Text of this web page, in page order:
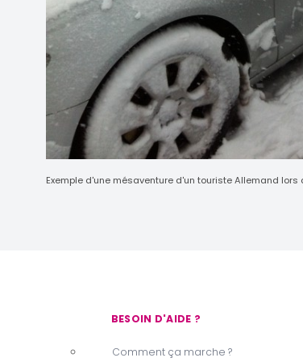
Exemple d'une mésaventure d'un touriste Allemand lors
BESOIN D'AIDE ?
Comment ça marche ?